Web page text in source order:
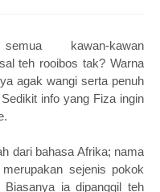
kawan-kawan
teh rooibos tak? Warna
agak wangi serta penuh
Sedikit info yang Fiza ingin
dari bahasa Afrika; nama
sejenis pokok
ia dipanggil teh